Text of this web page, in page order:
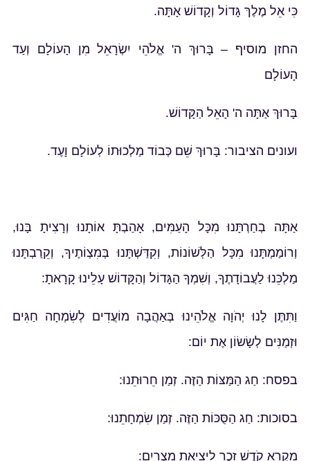
כִּי אֵל מֶלֶךּ גָּדוֹל וְקָדוֹשׁ אָתָּה.
החזן מוסיף – בָּרוּךְ ה' אֱלֹהֵי יִשְׂרָאֵל מִן הָעוֹלָם וְעַד
הָעוֹלָם
בָּרוּךְ אַתָּה ה' הָאֵל הַקָּדוֹשׁ.
ועונים הציבור: בָּרוּךְ שֵׁם כְּבוֹד מַלְכוּתוֹ לְעוֹלָם וָעֶד.
אַתָּה בְחַרְתָּנוּ מִכָּל הָעַמִּים, אָהַבְתָּ אוֹתָנוּ וְרָצִיתָ בָּנוּ,
וְרוֹמַמְתָּנוּ מִכָּל הַלְּשׁוֹנוֹת, וְקִדַּשְׁתָּנוּ בְּמִצְוֹתֶיךָ, וְקֵרַבְתָּנוּ
מַלְכֵּנוּ לַעֲבוֹדָתֶךָ, וְשִׁמְךָ הַגָּדוֹל וְהַקָּדוֹשׁ עָלֵינוּ קָרָאתָ:
וַתִּתֶּן לָנוּ יְהֹוָה אֱלֹהֵינוּ בְּאַהֲבָה מוֹעֲדִים לְשִׂמְחָה חַגִּים
וּזְמַנִּים לְשָׂשׂוֹן אֶת יוֹם:
בפסח: חַג הַמַּצּוֹת הַזֶּה. זְמַן חֵרוּתֵנוּ:
בסוכות: חַג הַסֻּכּוֹת הַזֶּה. זְמַן שִׂמְחָתֵנוּ:
מִקְרָא קֹדֶשׁ זֵכֶר לִיצִיאַת מִצְרָיִם: